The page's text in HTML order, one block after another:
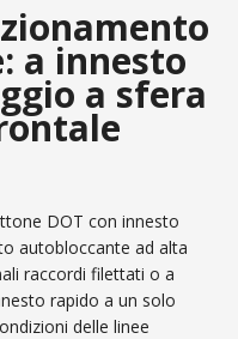
a innesto
a sfera
DOT con innesto
autobloccante ad alta
raccordi filettati o a
rapido a un solo
delle linee